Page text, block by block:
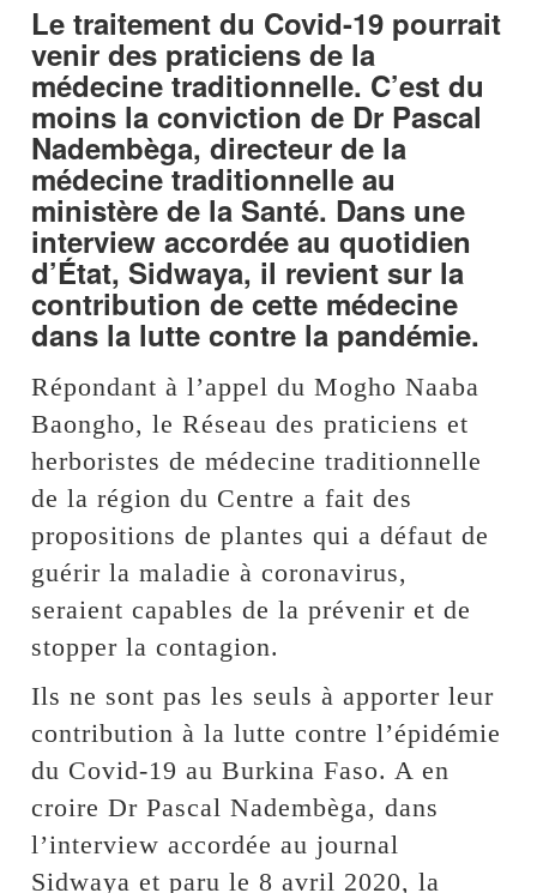
Le traitement du Covid-19 pourrait
venir des praticiens de la
médecine traditionnelle. C’est du
moins la conviction de Dr Pascal
Nadembèga, directeur de la
médecine traditionnelle au
ministère de la Santé. Dans une
interview accordée au quotidien
d’État, Sidwaya, il revient sur la
contribution de cette médecine
dans la lutte contre la pandémie.
Répondant à l’appel du Mogho Naaba
Baongho, le Réseau des praticiens et
herboristes de médecine traditionnelle
de la région du Centre a fait des
propositions de plantes qui a défaut de
guérir la maladie à coronavirus,
seraient capables de la prévenir et de
stopper la contagion.
Ils ne sont pas les seuls à apporter leur
contribution à la lutte contre l’épidémie
du Covid-19 au Burkina Faso. A en
croire Dr Pascal Nadembèga, dans
l’interview accordée au journal
Sidwaya et paru le 8 avril 2020, la